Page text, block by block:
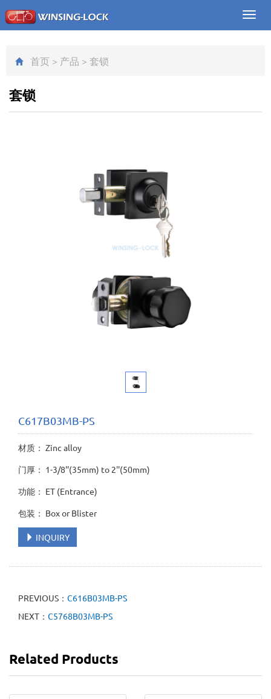
首页 > 产品 > 套锁
套锁
C617B03MB-PS
材质： Zinc alloy
门厚： 1-3/8''(35mm) to 2''(50mm)
功能： ET (Entrance)
包装： Box or Blister
INQUIRY
PREVIOUS： C616B03MB-PS
NEXT： C5768B03MB-PS
Related Products